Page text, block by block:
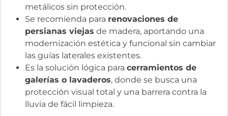
metálicos sin protección.
Se recomienda para renovaciones de
persianas viejas de madera, aportando una
modernización estética y funcional sin cambiar
las guías laterales existentes.
Es la solución lógica paracerramientos de
galerías o lavaderos, donde se busca una
protección visual total y una barrera contra la
lluvia de fácil limpieza.